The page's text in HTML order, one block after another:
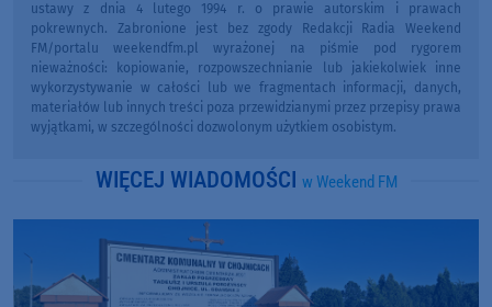
ustawy z dnia 4 lutego 1994 r. o prawie autorskim i prawach
pokrewnych. Zabronione jest bez zgody Redakcji Radia Weekend
FM/portalu weekendfm.pl wyrażonej na piśmie pod rygorem
nieważności: kopiowanie, rozpowszechnianie lub jakiekolwiek inne
wykorzystywanie w całości lub we fragmentach informacji, danych,
materiałów lub innych treści poza przewidzianymi przez przepisy prawa
wyjątkami, w szczególności dozwolonym użytkiem osobistym.
WIĘCEJ WIADOMOŚCI w Weekend FM